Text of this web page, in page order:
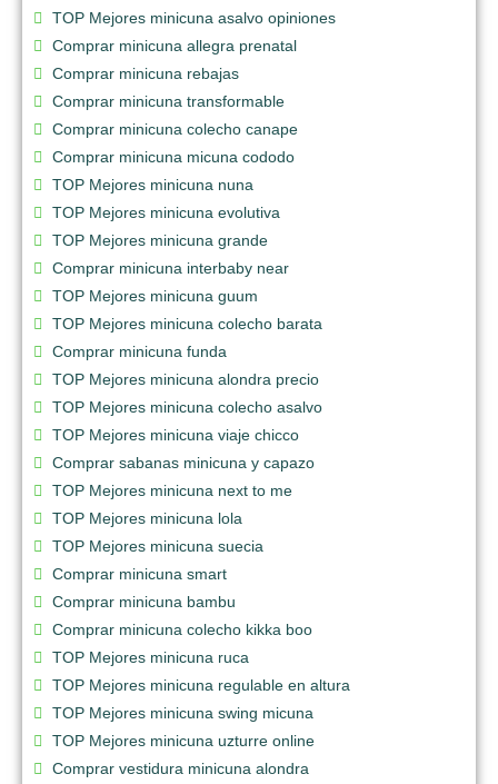
TOP Mejores minicuna asalvo opiniones
Comprar minicuna allegra prenatal
Comprar minicuna rebajas
Comprar minicuna transformable
Comprar minicuna colecho canape
Comprar minicuna micuna cododo
TOP Mejores minicuna nuna
TOP Mejores minicuna evolutiva
TOP Mejores minicuna grande
Comprar minicuna interbaby near
TOP Mejores minicuna guum
TOP Mejores minicuna colecho barata
Comprar minicuna funda
TOP Mejores minicuna alondra precio
TOP Mejores minicuna colecho asalvo
TOP Mejores minicuna viaje chicco
Comprar sabanas minicuna y capazo
TOP Mejores minicuna next to me
TOP Mejores minicuna lola
TOP Mejores minicuna suecia
Comprar minicuna smart
Comprar minicuna bambu
Comprar minicuna colecho kikka boo
TOP Mejores minicuna ruca
TOP Mejores minicuna regulable en altura
TOP Mejores minicuna swing micuna
TOP Mejores minicuna uzturre online
Comprar vestidura minicuna alondra